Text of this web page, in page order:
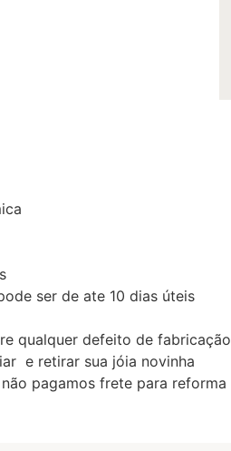
ser de ate 10 dias úteis
qualquer defeito de fabricação
e retirar sua jóia novinha
pagamos frete para reforma